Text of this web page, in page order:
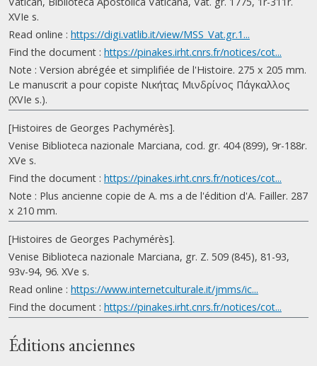
XVIe s.
Read online : https://digi.vatlib.it/view/MSS_Vat.gr.1...
Find the document : https://pinakes.irht.cnrs.fr/notices/cot...
Note : Version abrégée et simplifiée de l'Histoire. 275 x 205 mm.
Le manuscrit a pour copiste Νικήτας Μινδρίνος Πάγκαλλος
(XVIe s.).
[Histoires de Georges Pachymérès].
Venise Biblioteca nazionale Marciana, cod. gr. 404 (899), 9r-188r.
XVe s.
Find the document : https://pinakes.irht.cnrs.fr/notices/cot...
Note : Plus ancienne copie de A. ms a de l'édition d'A. Failler. 287
x 210 mm.
[Histoires de Georges Pachymérès].
Venise Biblioteca nazionale Marciana, gr. Z. 509 (845), 81-93,
93v-94, 96. XVe s.
Read online : https://www.internetculturale.it/jmms/ic...
Find the document : https://pinakes.irht.cnrs.fr/notices/cot...
Éditions anciennes